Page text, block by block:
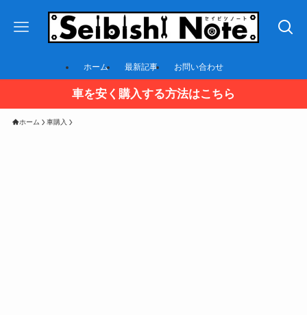
ホーム 最新記事 お問い合わせ
車を安く購入する方法はこちら
ホーム 車購入